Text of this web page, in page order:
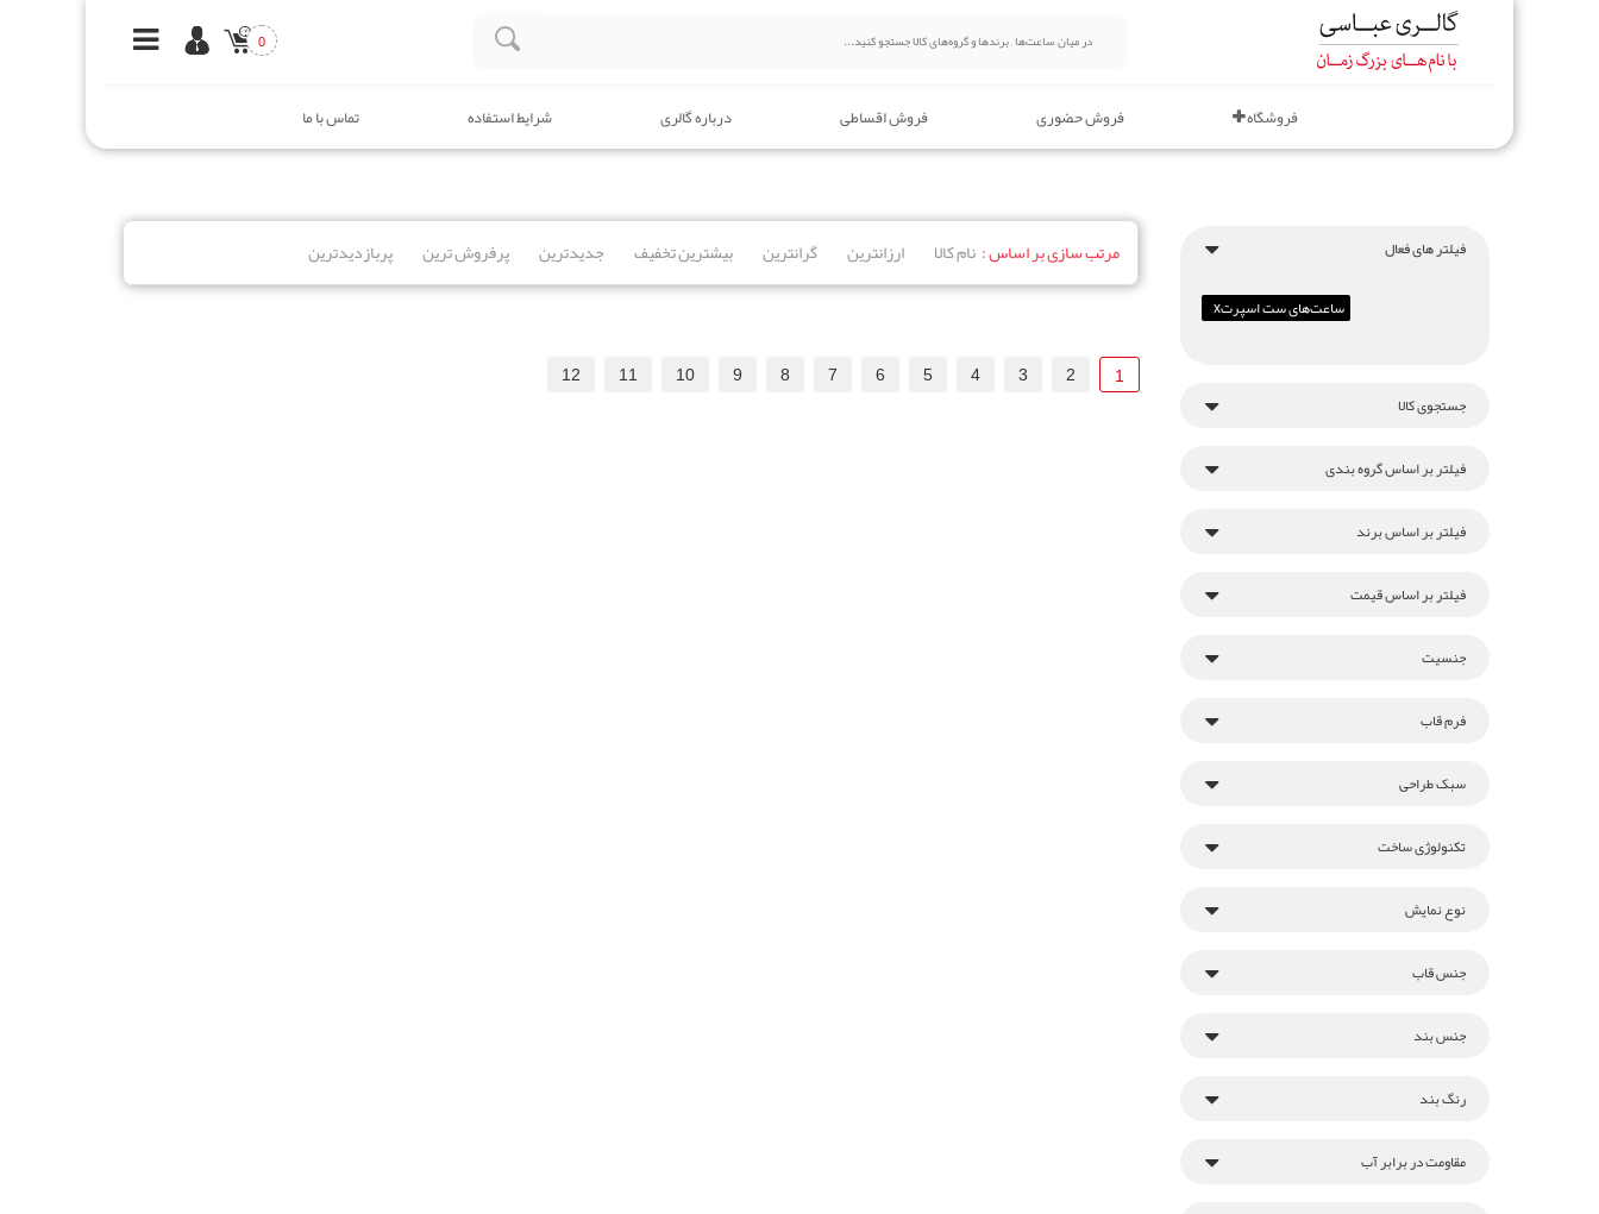
0
فروشگاه فروش حضوری فروش اقساطی درباره گالری شرایط استفاده تماس با ما
فیلتر های فعال
ساعت‌های ست اسپرتx
جستجوی کالا
فیلتر بر اساس گروه بندی
فیلتر بر اساس برند
فیلتر بر اساس قیمت
جنسیت
فرم قاب
سبک طراحی
تکنولوژی ساخت
نوع نمایش
جنس قاب
جنس بند
رنگ بند
مقاومت در برابر آب
مرتب سازی بر اساس : نام کالا ارزانترین گرانترین بیشترین تخفیف جدیدترین پرفروش ترین پربازدیدترین
1
2
3
4
5
6
7
8
9
10
11
12